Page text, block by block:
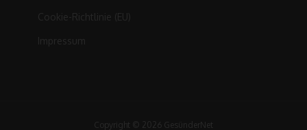
Cookie-Richtlinie (EU)
Impressum
Copyright © 2026 GesünderNet